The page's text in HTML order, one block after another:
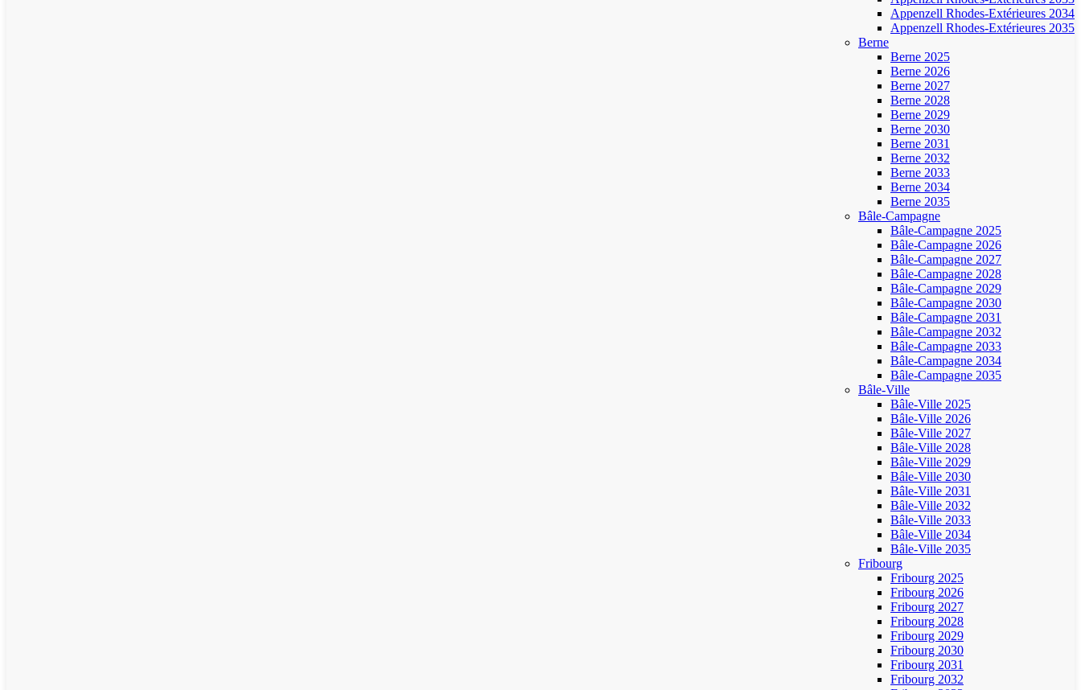
Appenzell Rhodes-Extérieures 2034
Appenzell Rhodes-Extérieures 2035
Berne
Berne 2025
Berne 2026
Berne 2027
Berne 2028
Berne 2029
Berne 2030
Berne 2031
Berne 2032
Berne 2033
Berne 2034
Berne 2035
Bâle-Campagne
Bâle-Campagne 2025
Bâle-Campagne 2026
Bâle-Campagne 2027
Bâle-Campagne 2028
Bâle-Campagne 2029
Bâle-Campagne 2030
Bâle-Campagne 2031
Bâle-Campagne 2032
Bâle-Campagne 2033
Bâle-Campagne 2034
Bâle-Campagne 2035
Bâle-Ville
Bâle-Ville 2025
Bâle-Ville 2026
Bâle-Ville 2027
Bâle-Ville 2028
Bâle-Ville 2029
Bâle-Ville 2030
Bâle-Ville 2031
Bâle-Ville 2032
Bâle-Ville 2033
Bâle-Ville 2034
Bâle-Ville 2035
Fribourg
Fribourg 2025
Fribourg 2026
Fribourg 2027
Fribourg 2028
Fribourg 2029
Fribourg 2030
Fribourg 2031
Fribourg 2032